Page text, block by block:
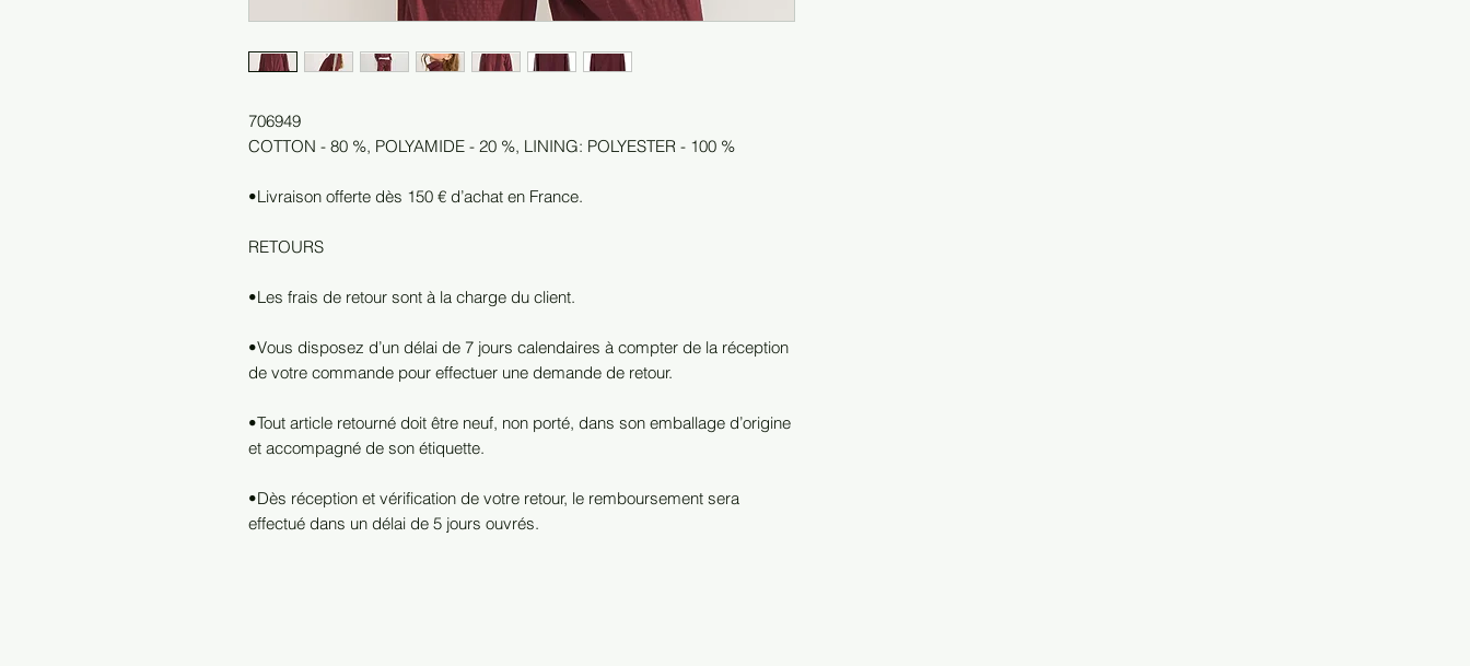
706949
COTTON - 80 %, POLYAMIDE - 20 %, LINING: POLYESTER - 100 %
•Livraison offerte dès 150 € d’achat en France.
RETOURS
•Les frais de retour sont à la charge du client.
•Vous disposez d’un délai de 7 jours calendaires à compter de la réception
de votre commande pour effectuer une demande de retour.
•Tout article retourné doit être neuf, non porté, dans son emballage d’origine
et accompagné de son étiquette.
•Dès réception et vérification de votre retour, le remboursement sera
effectué dans un délai de 5 jours ouvrés.